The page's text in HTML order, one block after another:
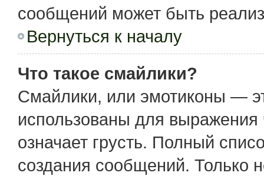
сообщений может быть
Вернуться к началу
Что такое смайлики?
Смайлики, или эмотиконы —
использованы для выражения
означает грусть. Полный
создания сообщений. Только